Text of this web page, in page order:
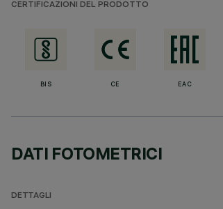
CERTIFICAZIONI DEL PRODOTTO
BIS CE EAC
DATI FOTOMETRICI
DETTAGLI